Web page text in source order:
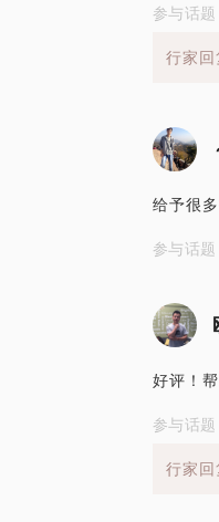
参与话
行家
给予很
参与话
好评！
参与话
行家回